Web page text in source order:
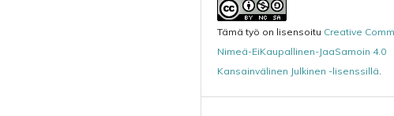
Tämä työ on lisensoitu Creative
Nimeä-EiKaupallinen-JaaSamoin 4.0
Kansainvälinen Julkinen -lisenssillä.